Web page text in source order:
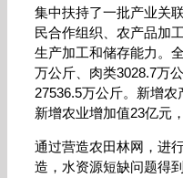
集中扶持了一批产业关
民合作组织、农产品加
生产加工和储存能力。
万公斤、肉类3028.7万
27536.5万公斤。新增农
新增农业增加值23亿元
通过营造农田林网，进
造，水资源短缺问题得